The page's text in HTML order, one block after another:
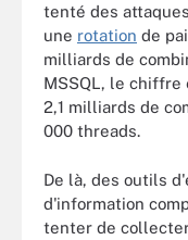
tenté des
une rotation de
milliards de
MSSQL, le chiffre
2,1 milliards de
000 threads.
De là, des outils
d'information
tenter de